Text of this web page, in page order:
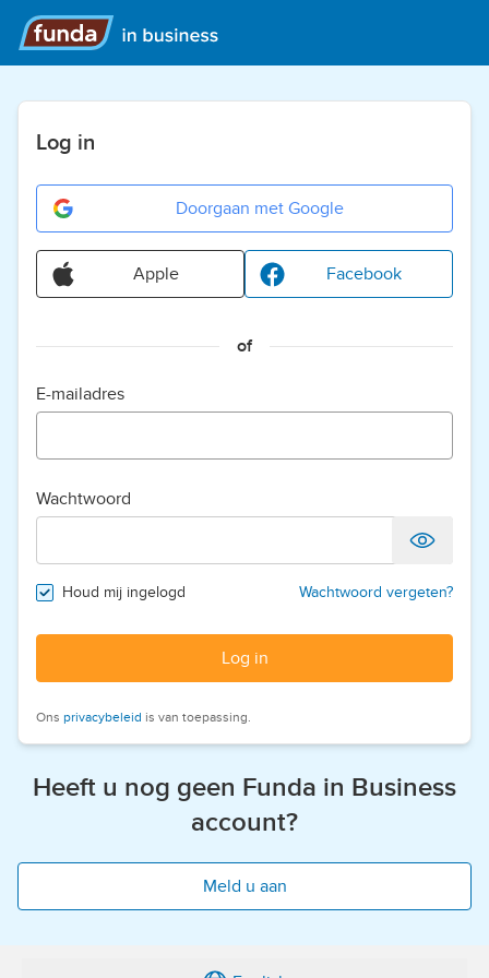
Log in
Doorgaan met Google
Apple Facebook
of
E-mailadres
Wachtwoord
Houd mij ingelogd Wachtwoord vergeten?
Log in
Ons privacybeleid is van toepassing.
Heeft u nog geen Funda in Business
account?
Meld u aan